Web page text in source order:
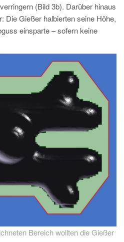
(Bild 3b). Darüber hinaus
Die Gießer halbierten seine Höhe,
einsparte – sofern keine
Bereich wollten die Gießer